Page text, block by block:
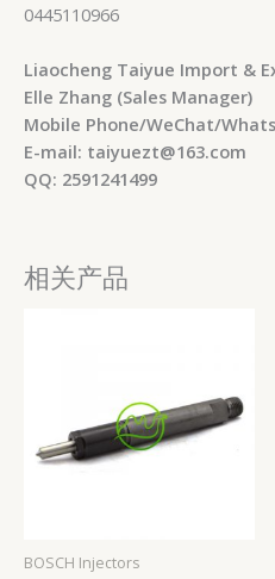
0445110966
Liaocheng Taiyue Import &
Elle Zhang (Sales Manager)
Mobile Phone/WeChat/
E-mail: taiyuezt@163.com
QQ: 2591241499
相关产品
BOSCH Injectors